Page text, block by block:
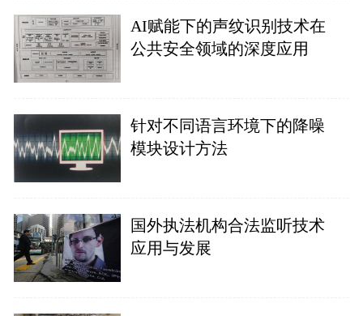
AI赋能下的声纹识别技术在
公共安全领域的深度应用
针对不同语言环境下的降噪
模块设计方法
国外执法机构合法监听技术
应用与发展